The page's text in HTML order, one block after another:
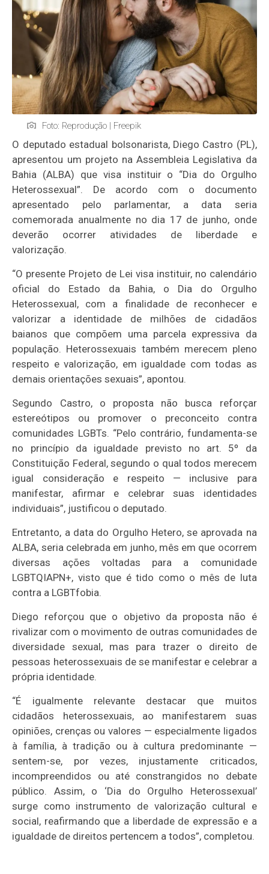
Foto: Reprodução | Freepik
O deputado estadual bolsonarista, Diego Castro (PL),
apresentou um projeto na Assembleia Legislativa da
Bahia (ALBA) que visa instituir o “Dia do Orgulho
Heterossexual”. De acordo com o documento
apresentado pelo parlamentar, a data seria
comemorada anualmente no dia 17 de junho, onde
deverão ocorrer atividades de liberdade e
valorização.
“O presente Projeto de Lei visa instituir, no calendário
oficial do Estado da Bahia, o Dia do Orgulho
Heterossexual, com a finalidade de reconhecer e
valorizar a identidade de milhões de cidadãos
baianos que compõem uma parcela expressiva da
população. Heterossexuais também merecem pleno
respeito e valorização, em igualdade com todas as
demais orientações sexuais”, apontou.
Segundo Castro, o proposta não busca reforçar
estereótipos ou promover o preconceito contra
comunidades LGBTs. “Pelo contrário, fundamenta-se
no princípio da igualdade previsto no art. 5º da
Constituição Federal, segundo o qual todos merecem
igual consideração e respeito — inclusive para
manifestar, afirmar e celebrar suas identidades
individuais”, justificou o deputado.
Entretanto, a data do Orgulho Hetero, se aprovada na
ALBA, seria celebrada em junho, mês em que ocorrem
diversas ações voltadas para a comunidade
LGBTQIAPN+, visto que é tido como o mês de luta
contra a LGBTfobia.
Diego reforçou que o objetivo da proposta não é
rivalizar com o movimento de outras comunidades de
diversidade sexual, mas para trazer o direito de
pessoas heterossexuais de se manifestar e celebrar a
própria identidade.
“É igualmente relevante destacar que muitos
cidadãos heterossexuais, ao manifestarem suas
opiniões, crenças ou valores — especialmente ligados
à família, à tradição ou à cultura predominante —
sentem-se, por vezes, injustamente criticados,
incompreendidos ou até constrangidos no debate
público. Assim, o ‘Dia do Orgulho Heterossexual’
surge como instrumento de valorização cultural e
social, reafirmando que a liberdade de expressão e a
igualdade de direitos pertencem a todos”, completou.